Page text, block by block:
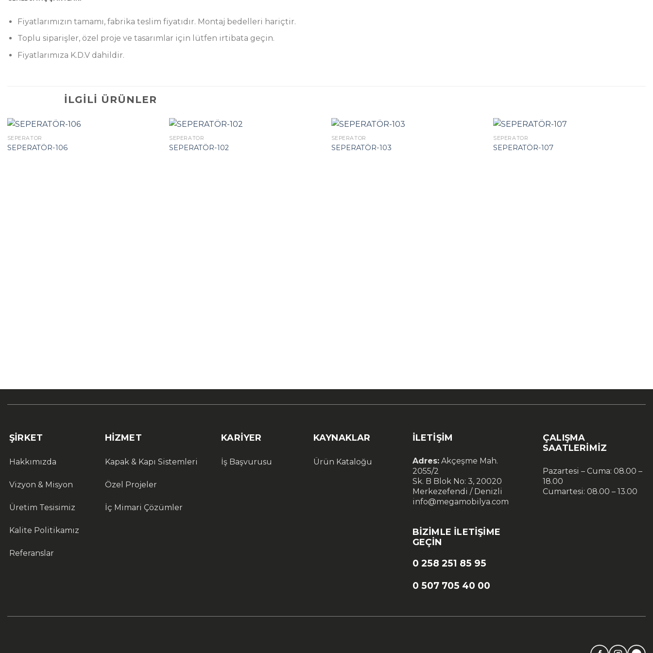
Fiyatlarımızın tamamı, fabrika teslim fiyatıdır. Montaj bedelleri hariçtir.
Toplu siparişler, özel proje ve tasarımlar için lütfen irtibata geçin.
Fiyatlarımıza K.D.V dahildir.
İLGILI ÜRÜNLER
SEPERATÖR
SEPERATÖR-106
SEPERATÖR
SEPERATÖR-102
SEPERATÖR
SEPERATÖR-103
SEPERATÖR
SEPERATÖR-107
ŞIRKET
Hakkımızda
Vizyon & Misyon
Üretim Tesisimiz
Kalite Politikamız
Referanslar
HIZMET
Kapak & Kapı Sistemleri
Özel Projeler
İç Mimari Çözümler
KARIYER
İş Başvurusu
KAYNAKLAR
Ürün Kataloğu
İLETIŞIM
Adres:Akçeşme Mah.
2055/2
Sk. B Blok No: 3, 20020
Merkezefendi / Denizli
info@megamobilya.com
BIZIMLE İLETIŞIME
GEÇIN
0 258 251 85 95
0 507 705 40 00
ÇALIŞMA
SAATLERIMIZ
Pazartesi – Cuma: 08.00 –
18.00
Cumartesi: 08.00 – 13.00